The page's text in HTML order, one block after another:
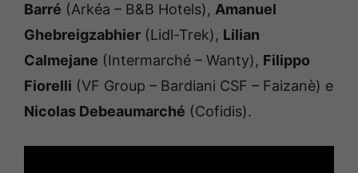
Barré (Arkéa – B&B Hotels), Amanuel
Ghebreigzabhier (Lidl-Trek), Lilian
Calmejane (Intermarché – Wanty), Filippo
Fiorelli (VF Group – Bardiani CSF – Faizanè) e
Nicolas Debeaumarché (Cofidis).